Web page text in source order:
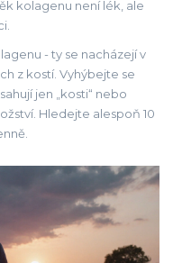
kolagenu není lék, ale
- ty se nacházejí v
z kostí. Vyhýbejte se
jen „kosti“ nebo
Hledejte alespoň 10